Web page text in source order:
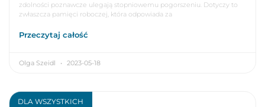
zdolności poznawcze ulegają stopniowemu pogorszeniu. Dotyczy to
zwłaszcza pamięci roboczej, która odpowiada za
Przeczytaj całość
Olga Szeidl 2023-05-18
DLA WSZYSTKICH